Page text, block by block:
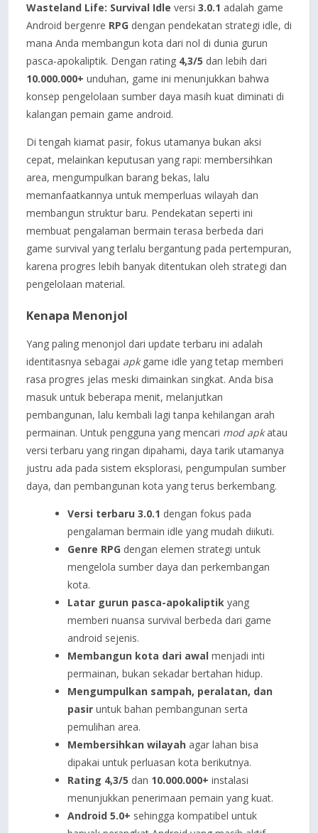
Wasteland Life: Survival Idle versi 3.0.1 adalah game
Android bergenre RPG dengan pendekatan strategi idle, di
mana Anda membangun kota dari nol di dunia gurun
pasca-apokaliptik. Dengan rating 4,3/5 dan lebih dari
10.000.000+ unduhan, game ini menunjukkan bahwa
konsep pengelolaan sumber daya masih kuat diminati di
kalangan pemain game android.
Di tengah kiamat pasir, fokus utamanya bukan aksi
cepat, melainkan keputusan yang rapi: membersihkan
area, mengumpulkan barang bekas, lalu
memanfaatkannya untuk memperluas wilayah dan
membangun struktur baru. Pendekatan seperti ini
membuat pengalaman bermain terasa berbeda dari
game survival yang terlalu bergantung pada pertempuran,
karena progres lebih banyak ditentukan oleh strategi dan
pengelolaan material.
Kenapa Menonjol
Yang paling menonjol dari update terbaru ini adalah
identitasnya sebagai apkgame idle yang tetap memberi
rasa progres jelas meski dimainkan singkat. Anda bisa
masuk untuk beberapa menit, melanjutkan
pembangunan, lalu kembali lagi tanpa kehilangan arah
permainan. Untuk pengguna yang mencari mod apkatau
versi terbaru yang ringan dipahami, daya tarik utamanya
justru ada pada sistem eksplorasi, pengumpulan sumber
daya, dan pembangunan kota yang terus berkembang.
Versi terbaru 3.0.1 dengan fokus pada
pengalaman bermain idle yang mudah diikuti.
Genre RPG dengan elemen strategi untuk
mengelola sumber daya dan perkembangan
kota.
Latar gurun pasca-apokaliptik yang
memberi nuansa survival berbeda dari game
android sejenis.
Membangun kota dari awal menjadi inti
permainan, bukan sekadar bertahan hidup.
Mengumpulkan sampah, peralatan, dan
pasir untuk bahan pembangunan serta
pemulihan area.
Membersihkan wilayah agar lahan bisa
dipakai untuk perluasan kota berikutnya.
Rating 4,3/5 dan 10.000.000+ instalasi
menunjukkan penerimaan pemain yang kuat.
Android 5.0+ sehingga kompatibel untuk